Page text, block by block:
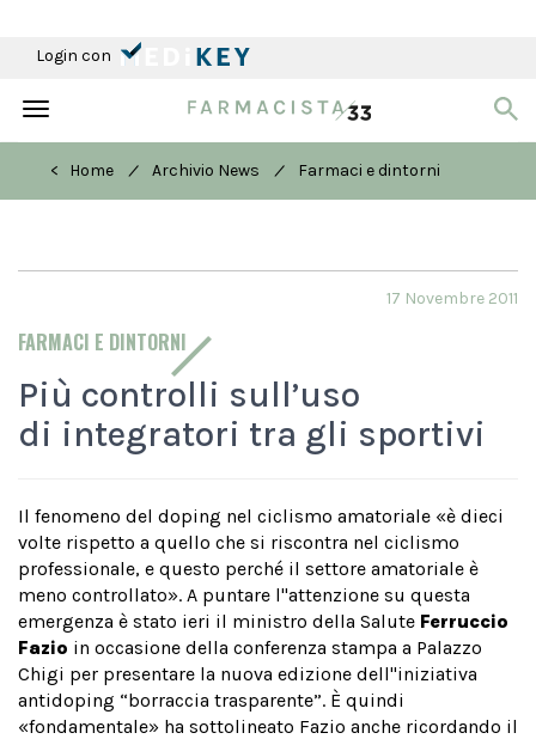
Login con
Toggle
< Home
/ Archivio News / Farmaci e dintorni
FARMACI E DINTORNI
17 Novembre 2011
Più controlli sull’uso
di integratori tra gli sportivi
Il fenomeno del doping nel ciclismo amatoriale «è dieci
volte rispetto a quello che si riscontra nel ciclismo
professionale, e questo perché il settore amatoriale è
meno controllato». A puntare l''attenzione su questa
emergenza è stato ieri il ministro della Salute Ferruccio
Fazio in occasione della conferenza stampa a Palazzo
Chigi per presentare la nuova edizione dell''iniziativa
antidoping “borraccia trasparente”. È quindi
«fondamentale» ha sottolineato Fazio anche ricordando il